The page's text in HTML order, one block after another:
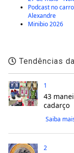
Podcast no
Alexandre
Minibio 2026
Tendências
1
43
cadarço
Saiba
2